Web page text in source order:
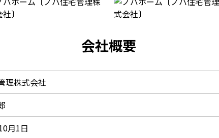
会社概要
理株式会社
月1日